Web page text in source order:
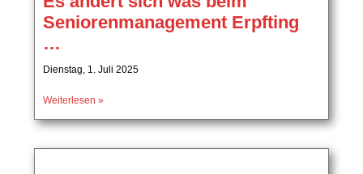
Seniorenmanagement Erpfting
…
Dienstag, 1. Juli 2025
Weiterlesen »